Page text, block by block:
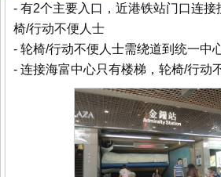
- 有2个主要入口，近港铁站门口连
椅/行动不便人士
- 轮椅/行动不便人士需绕道到统一中
- 连接海富中心只有楼梯，轮椅/行动